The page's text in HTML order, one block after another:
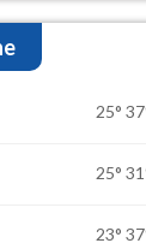
25°
25°
23°